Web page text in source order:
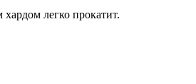
легко прокатит.